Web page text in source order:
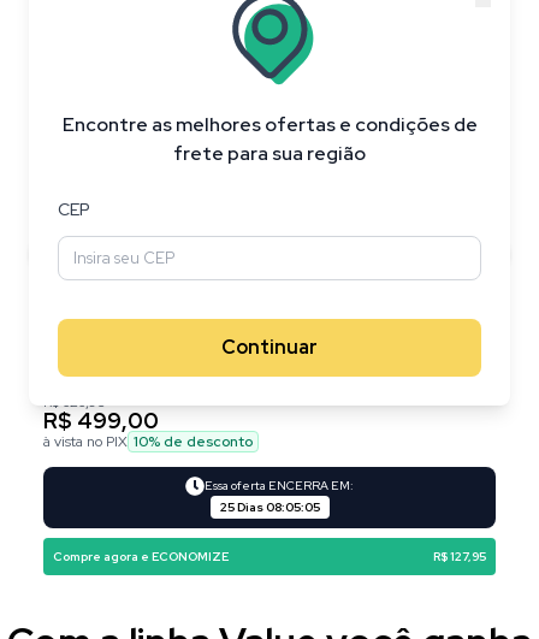
Encontre as melhores ofertas e condições de
frete para sua região
CEP
Continuar
R$ 626,95
R$ 499,00
à vista no PIX 10% de desconto
Essa oferta ENCERRA EM:
25 Dias 08:05:04
Compre agora e ECONOMIZE R$ 127,95